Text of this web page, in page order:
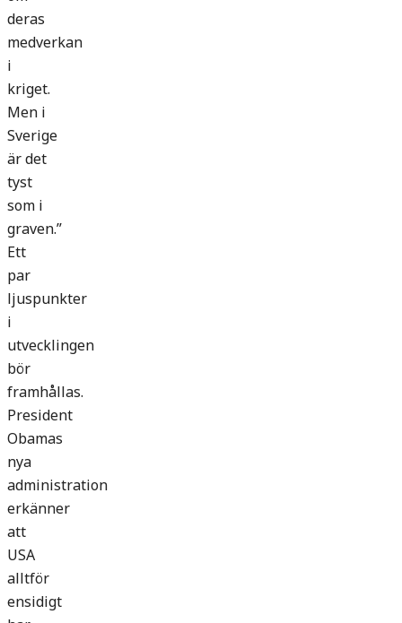
deras
medverkan
i
kriget.
Men i
Sverige
är det
tyst
som i
graven.”
Ett
par
ljuspunkter
i
utvecklingen
bör
framhållas.
President
Obamas
nya
administration
erkänner
att
USA
alltför
ensidigt